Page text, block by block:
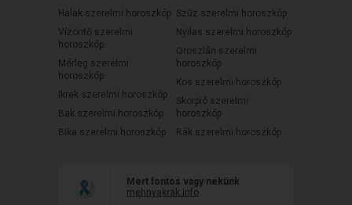
Halak szerelmi horoszkóp
Vízöntő szerelmi
horoszkóp
Mérleg szerelmi
horoszkóp
Ikrek szerelmi horoszkóp
Bak szerelmi horoszkóp
Bika szerelmi horoszkóp
Szűz szerelmi horoszkóp
Nyilas szerelmi horoszkóp
Oroszlán szerelmi
horoszkóp
Kos szerelmi horoszkóp
Skorpió szerelmi
horoszkóp
Rák szerelmi horoszkóp
Mert fontos vagy nekünk
mehnyakrak.info